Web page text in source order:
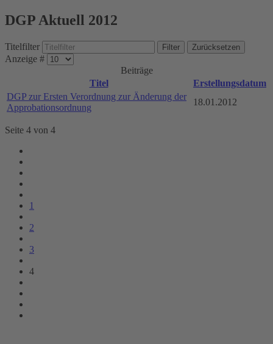
DGP Aktuell 2012
Titelfilter Filter Zurücksetzen
Anzeige #
Beiträge
Titel
Erstellungsdatum
DGP zur Ersten Verordnung zur Änderung der
Approbationsordnung
18.01.2012
Seite 4 von 4
1
2
3
4